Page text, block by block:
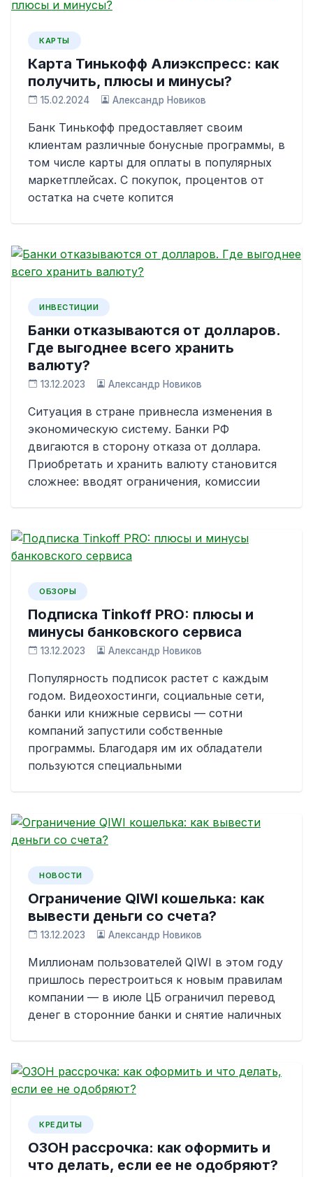
КАРТЫ
Карта Тинькофф Алиэкспресс: как
получить, плюсы и минусы?
15.02.2024 Александр Новиков
Банк Тинькофф предоставляет своим
клиентам различные бонусные программы, в
том числе карты для оплаты в популярных
маркетплейсах. С покупок, процентов от
остатка на счете копится
ИНВЕСТИЦИИ
Банки отказываются от долларов.
Где выгоднее всего хранить
валюту?
13.12.2023 Александр Новиков
Ситуация в стране привнесла изменения в
экономическую систему. Банки РФ
двигаются в сторону отказа от доллара.
Приобретать и хранить валюту становится
сложнее: вводят ограничения, комиссии
ОБЗОРЫ
Подписка Tinkoff PRO: плюсы и
минусы банковского сервиса
13.12.2023 Александр Новиков
Популярность подписок растет с каждым
годом. Видеохостинги, социальные сети,
банки или книжные сервисы — сотни
компаний запустили собственные
программы. Благодаря им их обладатели
пользуются специальными
НОВОСТИ
Ограничение QIWI кошелька: как
вывести деньги со счета?
13.12.2023 Александр Новиков
Миллионам пользователей QIWI в этом году
пришлось перестроиться к новым правилам
компании — в июле ЦБ ограничил перевод
денег в сторонние банки и снятие наличных
КРЕДИТЫ
ОЗОН рассрочка: как оформить и
что делать, если ее не одобряют?